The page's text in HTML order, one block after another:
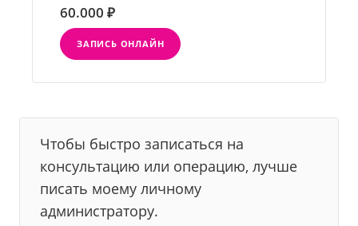
60.000 ₽
ЗАПИСЬ ОНЛАЙН
Чтобы быстро записаться на
консультацию или операцию, лучше
писать моему личному
администратору.